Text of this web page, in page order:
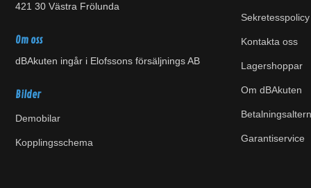
421 30 Västra Frölunda
Om oss
dBAkuten ingår i Elofssons försäljnings AB
Bilder
Demobilar
Kopplingsschema
Sekretesspolicy
Kontakta oss
Lagershoppar
Om dBAkuten
Garantiservice